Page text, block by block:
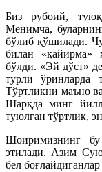
Биз рубоий,
Менимча,
бўлиб қўшилади.
билан «қайирма»
бўлди. «Эй дўст»
турли ўринларда
Тўртликни маъно
Шарқда минг
туюлган тўртлик,
Шоиримизнинг бу
этилади. Азим
бел